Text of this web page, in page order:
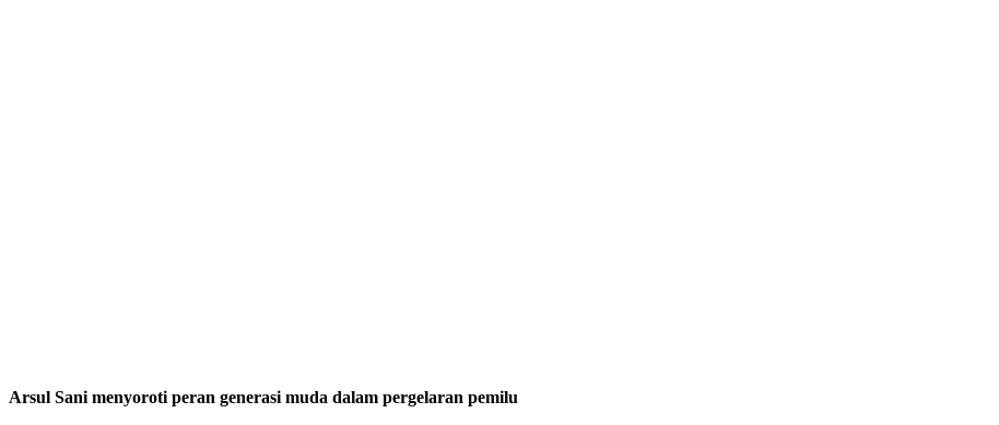
Arsul Sani menyoroti peran generasi muda dalam pergelaran pemilu